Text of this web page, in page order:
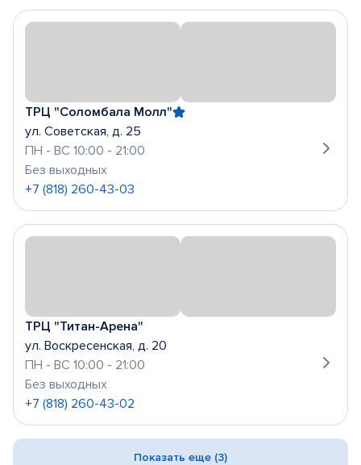
ТРЦ "Соломбала Молл"
ул. Советская, д. 25
ПН - ВС 10:00 - 21:00
Без выходных
+7 (818) 260-43-03
ТРЦ "Титан-Арена"
ул. Воскресенская, д. 20
ПН - ВС 10:00 - 21:00
Без выходных
+7 (818) 260-43-02
Показать еще (3)